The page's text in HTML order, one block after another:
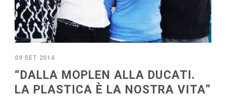
09 SET 2014
“DALLA MOPLEN ALLA DUCATI.
LA PLASTICA È LA NOSTRA VITA”